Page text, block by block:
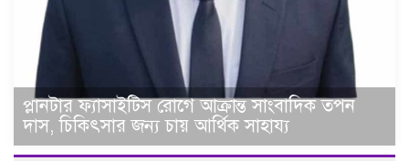
প্লানটার ফ্যাসাইটিস রোগে আক্রান্ত সাংবাদিক তপন
দাস, চিকিৎসার জন্য চায় আর্থিক সাহায্য